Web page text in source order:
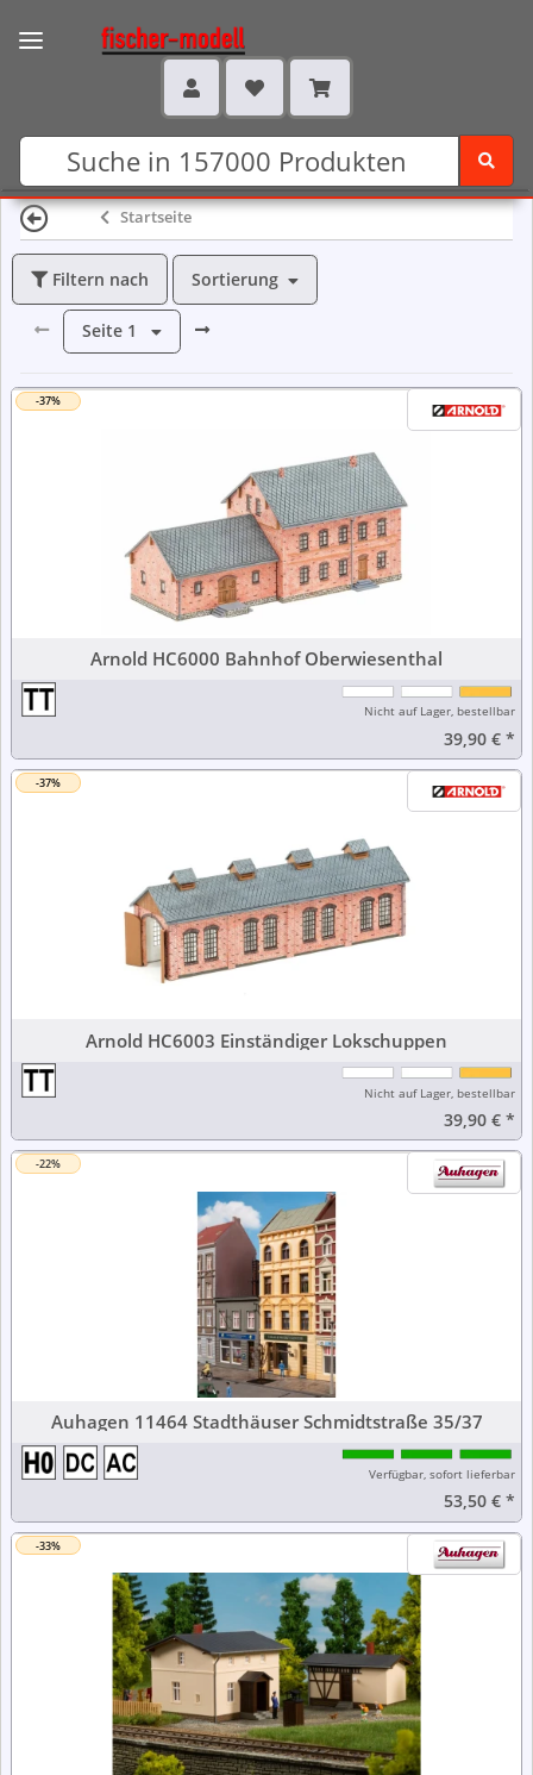
Startseite
Filtern nach Sortierung
Seite 1
-37%
Arnold HC6000 Bahnhof Oberwiesenthal
Nicht auf Lager, bestellbar
39,90 €*
-37%
Arnold HC6003 Einständiger Lokschuppen
Nicht auf Lager, bestellbar
39,90 €*
-22%
Auhagen 11464 Stadthäuser Schmidtstraße 35/37
Verfügbar, sofort lieferbar
53,50 €*
-33%